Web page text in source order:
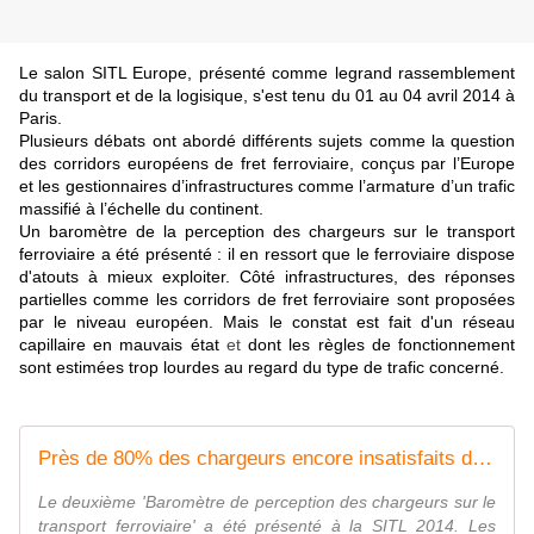
Le salon SITL Europe, présenté comme legrand rassemblement
du transport et de la logisique, s'est tenu du 01 au 04 avril 2014 à
Paris.
Plusieurs débats ont abordé différents sujets comme la question
des corridors européens de fret ferroviaire, conçus par l’Europe
et les gestionnaires d’infrastructures comme l’armature d’un trafic
massifié à l’échelle du continent.
Un baromètre de la perception des chargeurs sur le transport
ferroviaire a été présenté : il en ressort que le ferroviaire dispose
d'atouts à mieux exploiter. Côté infrastructures, des réponses
partielles comme les corridors de fret ferroviaire sont proposées
par le niveau européen. Mais le constat est fait d'un réseau
capillaire en mauvais étatetdont les règles de fonctionnement
sont estimées trop lourdes au regard du type de trafic concerné.
Près de 80% des chargeurs encore insatisfaits du transport ferroviaire
Le deuxième 'Baromètre de perception des chargeurs sur le
transport ferroviaire' a été présenté à la SITL 2014. Les